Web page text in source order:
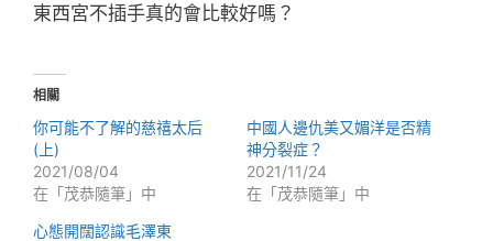
東西宮不插手真的會比較好嗎？
相關
你可能不了解的慈禧太后
(上)
2021/08/04
在「茂恭隨筆」中
中國人邊仇美又媚洋是否精
神分裂症？
2021/11/24
在「茂恭隨筆」中
心態開闊認識毛澤東